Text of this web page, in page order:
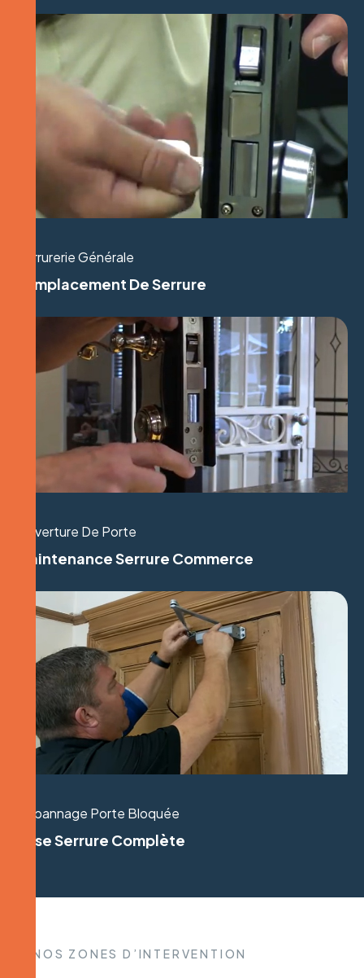
Serrurerie Générale
Remplacement De Serrure
Ouverture De Porte
Maintenance Serrure Commerce
Dépannage Porte Bloquée
Pose Serrure Complète
NOS ZONES D’INTERVENTION